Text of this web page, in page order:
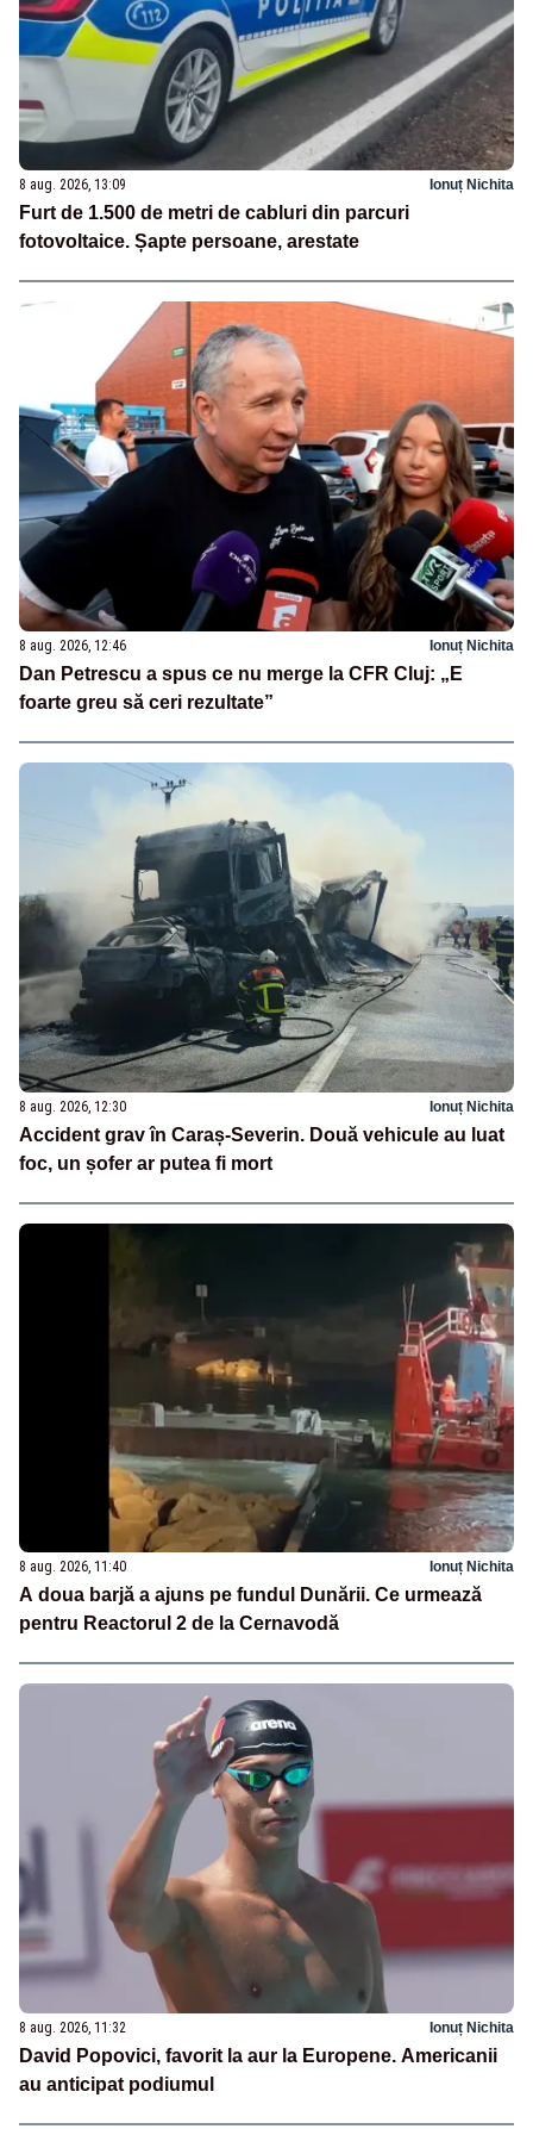
8 aug. 2026, 13:09 Ionuț Nichita
Furt de 1.500 de metri de cabluri din parcuri
fotovoltaice. Șapte persoane, arestate
8 aug. 2026, 12:46 Ionuț Nichita
Dan Petrescu a spus ce nu merge la CFR Cluj: „E
foarte greu să ceri rezultate”
8 aug. 2026, 12:30 Ionuț Nichita
Accident grav în Caraș-Severin. Două vehicule au luat
foc, un șofer ar putea fi mort
8 aug. 2026, 11:40 Ionuț Nichita
A doua barjă a ajuns pe fundul Dunării. Ce urmează
pentru Reactorul 2 de la Cernavodă
8 aug. 2026, 11:32 Ionuț Nichita
David Popovici, favorit la aur la Europene. Americanii
au anticipat podiumul